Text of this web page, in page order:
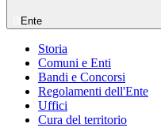
Ente
Storia
Comuni e Enti
Bandi e Concorsi
Regolamenti dell'Ente
Uffici
Cura del territorio